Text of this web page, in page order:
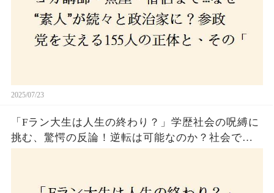
2025/07/23
「Fラン大生は人生の終わり？」学歴社会の呪縛に
挑む、驚愕の反論！逆転は可能なのか？社会で求